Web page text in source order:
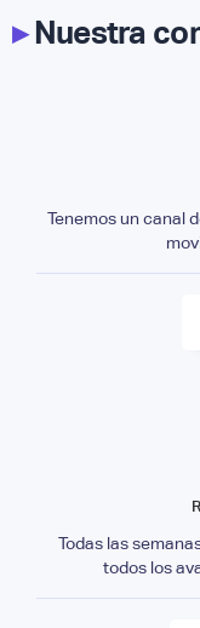
▸Nuestra
Tenemos un canal
Todas las
todos los